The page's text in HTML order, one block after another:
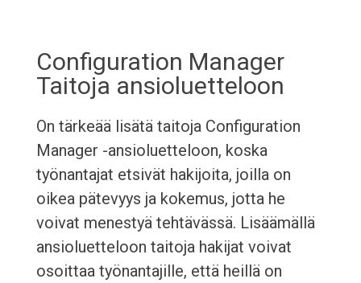
Configuration Manager
Taitoja ansioluetteloon
On tärkeää lisätä taitoja Configuration
Manager -ansioluetteloon, koska
työnantajat etsivät hakijoita, joilla on
oikea pätevyys ja kokemus, jotta he
voivat menestyä tehtävässä. Lisäämällä
ansioluetteloon taitoja hakijat voivat
osoittaa työnantajille, että heillä on